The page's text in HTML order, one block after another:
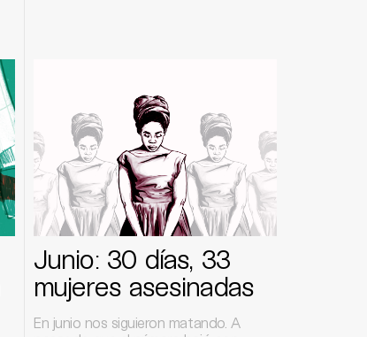
Junio: 30 días, 33
mujeres asesinadas
En junio nos siguieron matando. A